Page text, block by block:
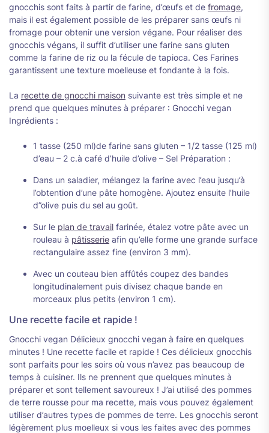
gnocchis sont faits à partir de farine, d’œufs et de fromage,
mais il est également possible de les préparer sans œufs ni
fromage pour obtenir une version végane. Pour réaliser des
gnocchis végans, il suffit d’utiliser une farine sans gluten
comme la farine de riz ou la fécule de tapioca. Ces Farines
garantissent une texture moelleuse et fondante à la fois.
La recette de gnocchi maison suivante est très simple et ne
prend que quelques minutes à préparer : Gnocchi vegan
Ingrédients :
1 tasse (250 ml)de farine sans gluten – 1/2 tasse (125 ml)
d’eau – 2 c.à café d’huile d’olive – Sel Préparation :
Dans un saladier, mélangez la farine avec l’eau jusqu’à
l’obtention d’une pâte homogène. Ajoutez ensuite l’huile
d”olive puis du sel au goût.
Sur le plan de travail farinée, étalez votre pâte avec un
rouleau à pâtisserie afin qu’elle forme une grande surface
rectangulaire assez fine (environ 3 mm).
Avec un couteau bien affûtés coupez des bandes
longitudinalement puis divisez chaque bande en
morceaux plus petits (environ 1 cm).
Une recette facile et rapide !
Gnocchi vegan Délicieux gnocchi vegan à faire en quelques
minutes ! Une recette facile et rapide ! Ces délicieux gnocchis
sont parfaits pour les soirs où vous n’avez pas beaucoup de
temps à cuisiner. Ils ne prennent que quelques minutes à
préparer et sont tellement savoureux ! J’ai utilisé des pommes
de terre rousse pour ma recette, mais vous pouvez également
utiliser d’autres types de pommes de terre. Les gnocchis seront
légèrement plus moelleux si vous les faites avec des pommes